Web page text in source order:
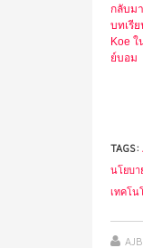
กลับม
บทเรี
Koe
ย์บอม
TAGS:
นโยบา
เทคโน